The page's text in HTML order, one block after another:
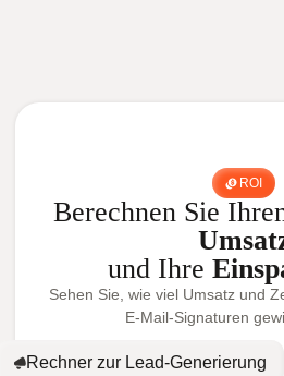
ROI
Berechnen Sie
und Ihre
Sehen Sie, wie viel Umsatz und
E-Mail-Signaturen
Rechner zur Lead-Generierung